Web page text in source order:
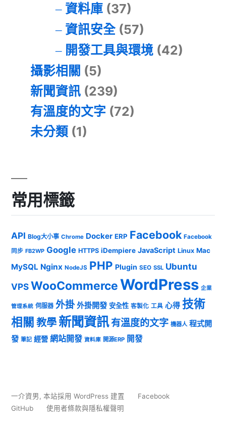
資料庫(37)
資訊安全(57)
開發工具與環境(42)
攝影相關 (5)
新聞資訊 (239)
有溫度的文字 (72)
未分類 (1)
常用標籤
API Blog大小事 Chrome Docker ERP Facebook Facebook
同步 FB2WP Google HTTPS iDempiere JavaScript Linux Mac
MySQL Nginx NodeJS PHP Plugin SEO SSL Ubuntu
VPSWooCommerceWordPress 企業
管理系統 伺服器 外掛 外掛開發 安全性 客製化 工具 心得 技術
相關 教學 新聞資訊有溫度的文字 機器人 程式開
發 筆記 經營 網站開發 資料庫 開源ERP 開發
一介資男, 本站採用 WordPress 建置
Facebook
GitHub
使用者條款與隱私權聲明